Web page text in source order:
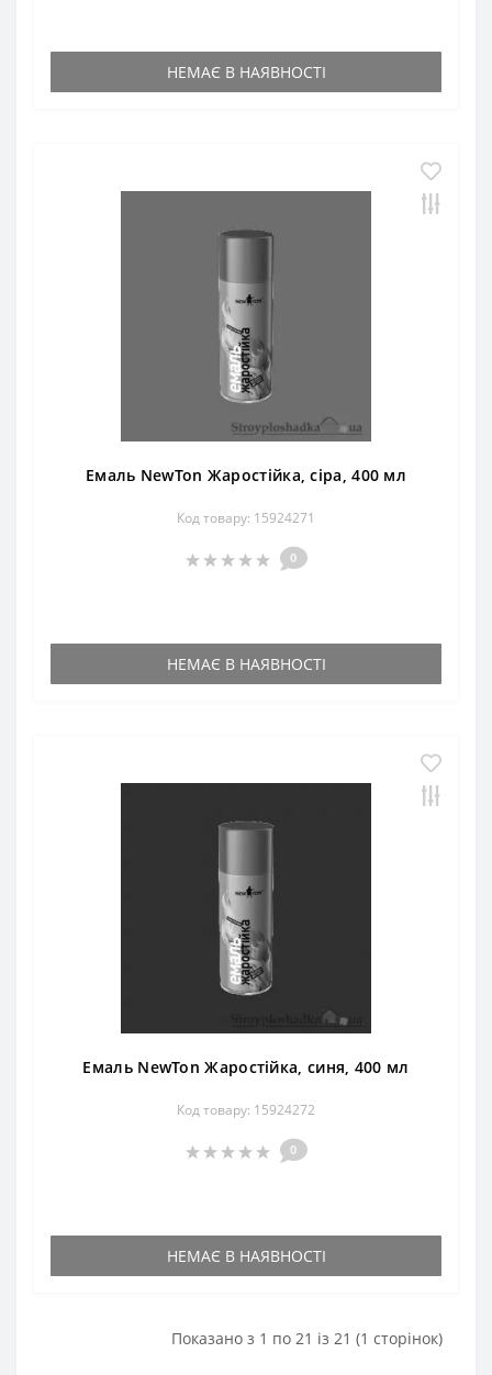
НЕМАЄ В НАЯВНОСТІ
Емаль NewTon Жаростійка, сіра, 400 мл
Код товару: 15924271
0
НЕМАЄ В НАЯВНОСТІ
Емаль NewTon Жаростійка, синя, 400 мл
Код товару: 15924272
0
НЕМАЄ В НАЯВНОСТІ
Показано з 1 по 21 із 21 (1 сторінок)